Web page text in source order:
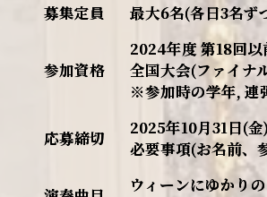
募集定員 最大6名(各日3名ず
参加資格
2024年度 第18回以
全国大会(ファイナ
※参加時の学年, 連
応募締切
2025年10月31日(
必要事項(お名前、
ウィーンにゆかり